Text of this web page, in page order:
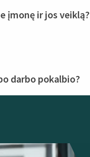
įmonę ir jos veiklą?
darbo pokalbio?